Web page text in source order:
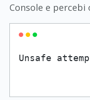
Console e
Unsafe